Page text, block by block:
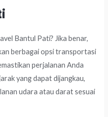
Bantul Pati? Jika benar,
berbagai opsi transportasi
perjalanan Anda
yang dapat dijangkau,
udara atau darat sesuai